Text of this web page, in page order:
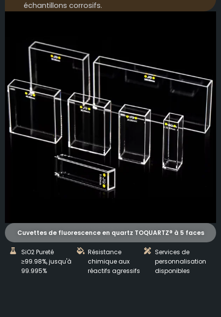
échantillons corrosifs.
Cuvettes de fluorescence en quartz TOQUARTZ® à 5 faces
SiO2 Pureté
≥99.98%, jusqu'à
99.995%
Résistance
chimique aux
réactifs agressifs
Services de
personnalisation
disponibles